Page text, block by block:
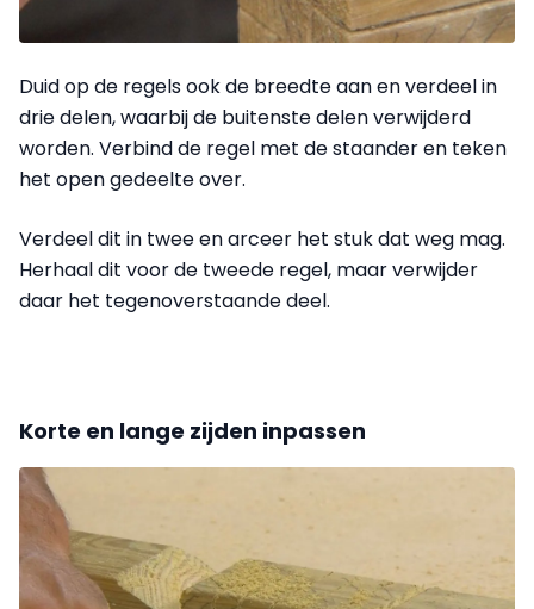
Duid op de regels ook de breedte aan en verdeel in
drie delen, waarbij de buitenste delen verwijderd
worden. Verbind de regel met de staander en teken
het open gedeelte over.
Verdeel dit in twee en arceer het stuk dat weg mag.
Herhaal dit voor de tweede regel, maar verwijder
daar het tegenoverstaande deel.
Korte en lange zijden inpassen